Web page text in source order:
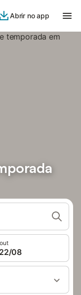
Abrir no app
08